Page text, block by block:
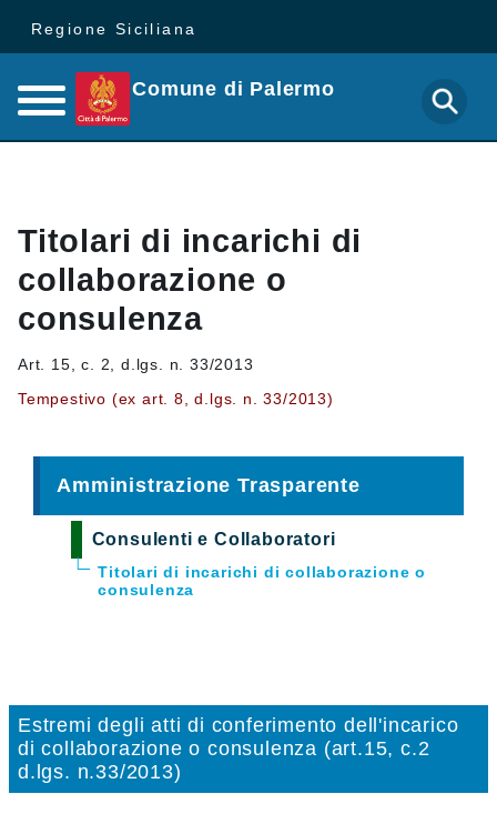
Regione Siciliana
Comune di Palermo
Titolari di incarichi di
collaborazione o
consulenza
Art. 15, c. 2, d.lgs. n. 33/2013
Tempestivo (ex art. 8, d.lgs. n. 33/2013)
Amministrazione Trasparente
Consulenti e Collaboratori
Titolari di incarichi di collaborazione o
consulenza
Estremi degli atti di conferimento dell'incarico
di collaborazione o consulenza (art.15, c.2
d.lgs. n.33/2013)